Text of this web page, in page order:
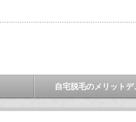
自宅脱毛のメリットデ